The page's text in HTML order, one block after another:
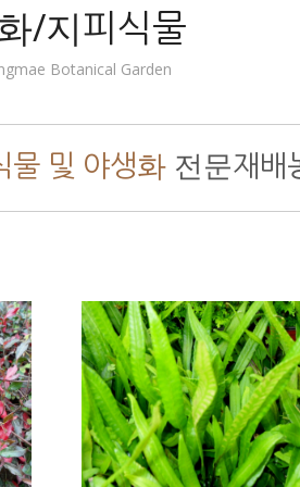
/지피식물
Botanical Garden
및 야생화 전문재배